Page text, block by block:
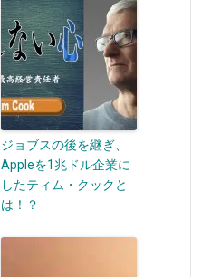
ジョブスの後を継ぎ、
Appleを1兆ドル企業に
したティム・クックと
は！？